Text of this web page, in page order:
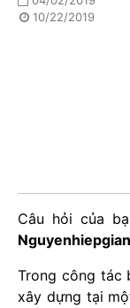
10/22/2019
Câu hỏi của
Trong công tác
xây dựng tại